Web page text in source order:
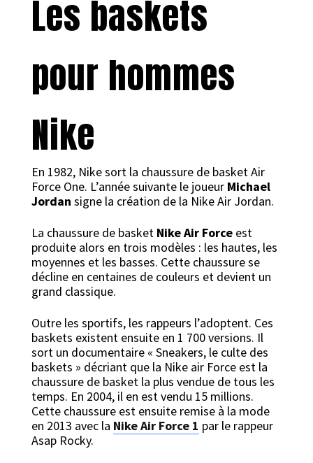
Les baskets
pour hommes
Nike
En 1982, Nike sort la chaussure de basket Air
Force One. L’année suivante le joueur Michael
Jordan signe la création de la Nike Air Jordan.
La chaussure de basket Nike Air Forceest
produite alors en trois modèles : les hautes, les
moyennes et les basses. Cette chaussure se
décline en centaines de couleurs et devient un
grand classique.
Outre les sportifs, les rappeurs l’adoptent. Ces
baskets existent ensuite en 1 700 versions. Il
sort un documentaire « Sneakers, le culte des
baskets » décriant que la Nike air Force est la
chaussure de basket la plus vendue de tous les
temps. En 2004, il en est vendu 15 millions.
Cette chaussure est ensuite remise à la mode
en 2013 avec la Nike Air Force 1 par le rappeur
Asap Rocky.